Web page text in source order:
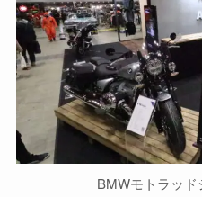
BMWモトラッ